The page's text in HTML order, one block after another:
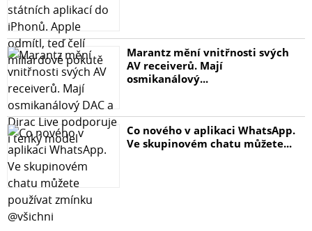
Marantz mění vnitřnosti svých
AV receiverů. Mají
osmikanálový...
Co nového v aplikaci WhatsApp.
Ve skupinovém chatu můžete...